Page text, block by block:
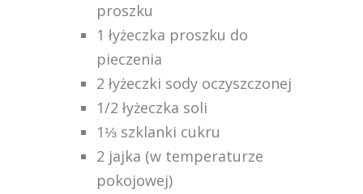
proszku
1 łyżeczka proszku do
pieczenia
2 łyżeczki sody oczyszczonej
1/2 łyżeczka soli
1⅓ szklanki cukru
2 jajka (w temperaturze
pokojowej)